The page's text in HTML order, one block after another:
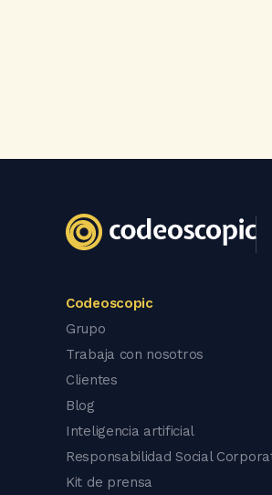
Codeoscopic
Grupo
Trabaja con nosotros
Clientes
Blog
Inteligencia artificial
Responsabilidad Social
Kit de prensa